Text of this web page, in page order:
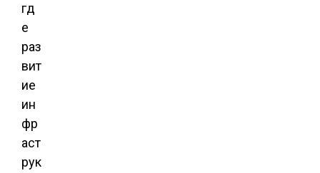
гд
е
раз
вит
ие
ин
фр
аст
рук